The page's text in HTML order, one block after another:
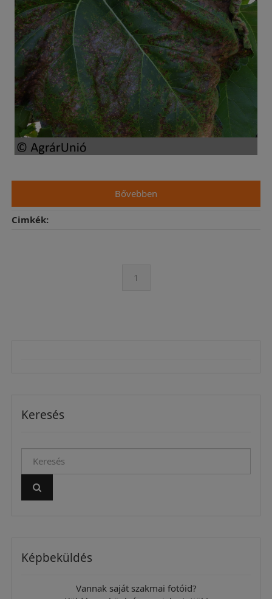
Bővebben
Cimkék:
1
Keresés
Képbeküldés
Vannak saját szakmai fotóid?